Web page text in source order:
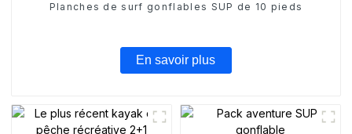
Planches de surf gonflables SUP de 10 pieds
En savoir plus